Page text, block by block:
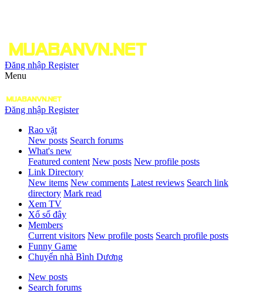
Đăng nhập Register
Menu
Đăng nhập Register
Rao vặt
New posts Search forums
What's new
Featured content New posts New profile posts
Link Directory
New items New comments Latest reviews Search link
directory Mark read
Xem TV
Xổ số đây
Members
Current visitors New profile posts Search profile posts
Funny Game
Chuyển nhà Bình Dương
New posts
Search forums